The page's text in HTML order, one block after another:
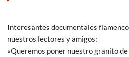
Interesantes documentales
nuestros lectores y amigos:
«Queremos poner nuestro granito de